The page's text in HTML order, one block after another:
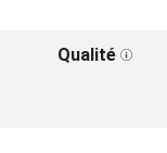
Qualité